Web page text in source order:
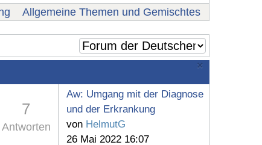
Allgemeine Themen und Gemischtes
×
7
Antworten
Aw: Umgang mit der Diagnose
und der Erkrankung
von HelmutG
26 Mai 2022 16:07